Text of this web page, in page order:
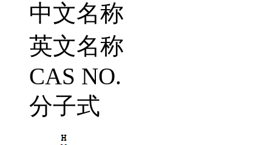
中文名称
英文名称
CAS NO.
分子式